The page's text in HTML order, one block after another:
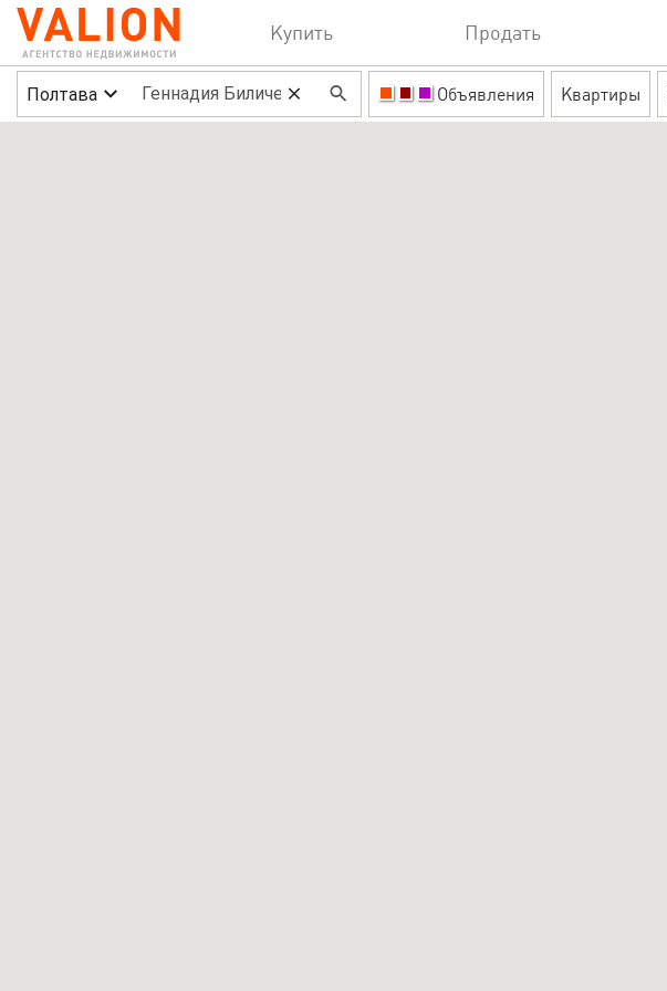
Купить Продать
Полтава Объявления Квартиры